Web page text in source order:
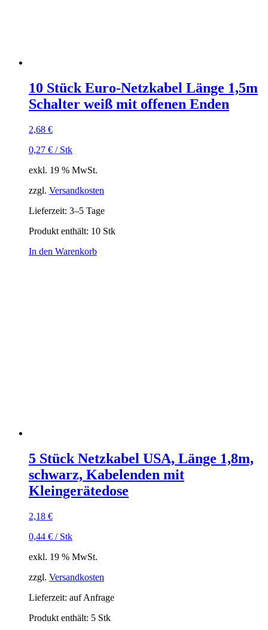
10 Stück Euro-Netzkabel Länge 1,5m
Schalter weiß mit offenen Enden
2,68 €
0,27 € / Stk
exkl. 19 % MwSt.
zzgl. Versandkosten
Lieferzeit: 3–5 Tage
Produkt enthält: 10 Stk
In den Warenkorb
5 Stück Netzkabel USA, Länge 1,8m,
schwarz, Kabelenden mit
Kleingerätedose
2,18 €
0,44 € / Stk
exkl. 19 % MwSt.
zzgl. Versandkosten
Lieferzeit: auf Anfrage
Produkt enthält: 5 Stk